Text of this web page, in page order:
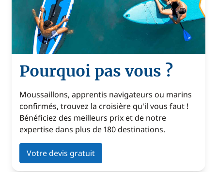
Pourquoi pas vous ?
Moussaillons, apprentis navigateurs ou marins
confirmés, trouvez la croisière qu'il vous faut !
Bénéficiez des meilleurs prix et de notre
expertise dans plus de 180 destinations.
Votre devis gratuit